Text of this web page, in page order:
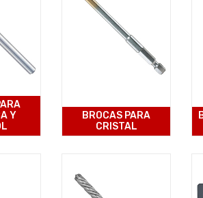
Y
BROCAS PARA
CRISTAL